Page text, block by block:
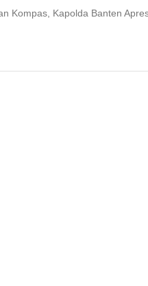
Kompas, Kapolda Banten